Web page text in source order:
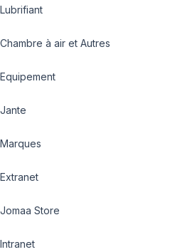
Lubrifiant
Chambre à air et Autres
Equipement
Jante
Marques
Extranet
Jomaa Store
Intranet